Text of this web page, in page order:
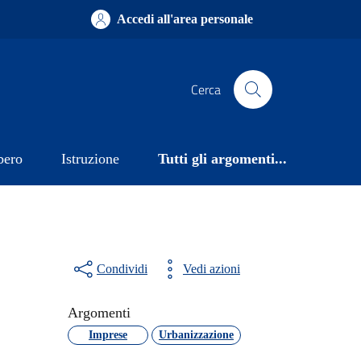
Accedi all'area personale
Cerca
Istruzione Tutti gli argomenti...
Condividi Vedi azioni
Argomenti
Imprese Urbanizzazione